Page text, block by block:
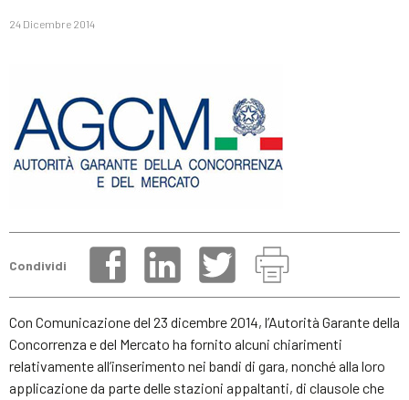
24 Dicembre 2014
Condividi
Con Comunicazione del 23 dicembre 2014, l’Autorità Garante della
Concorrenza e del Mercato ha fornito alcuni chiarimenti
relativamente all’inserimento nei bandi di gara, nonché alla loro
applicazione da parte delle stazioni appaltanti, di clausole che